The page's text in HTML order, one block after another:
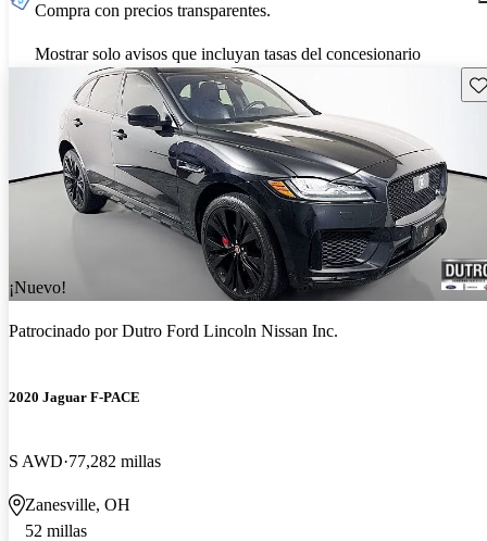
Compra con precios transparentes.
Mostrar solo avisos que incluyan tasas del concesionario
¡Nuevo!
Patrocinado porDutro Ford Lincoln Nissan Inc.
2020 Jaguar F-PACE
S AWD 77,282 millas
Zanesville, OH
52 millas